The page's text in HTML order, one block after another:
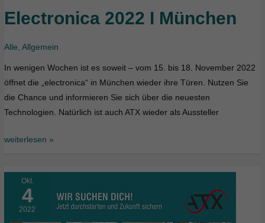
Electronica 2022 I München
Alle ,Allgemein
In wenigen Wochen ist es soweit – vom 15. bis 18. November 2022
öffnet die „electronica“ in München wieder ihre Türen. Nutzen Sie
die Chance und informieren Sie sich über die neuesten
Technologien. Natürlich ist auch ATX wieder als Aussteller
Electronica
I
weiterlesen »
Okt.
4
2022